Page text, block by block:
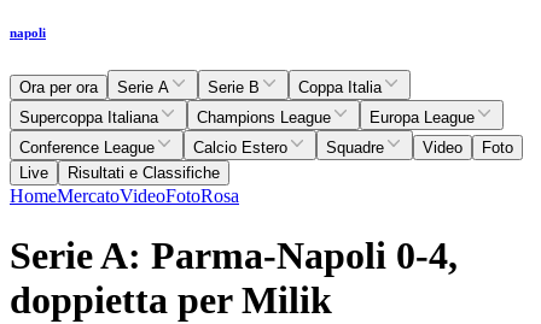
napoli
Ora per ora Serie A Serie B
Coppa Italia
Supercoppa Italiana
Champions League
Europa League
Conference League
Calcio Estero Squadre Video
Foto
Live
Risultati e Classifiche
HomeMercatoVideoFotoRosa
Serie A: Parma-Napoli 0-4,
doppietta per Milik